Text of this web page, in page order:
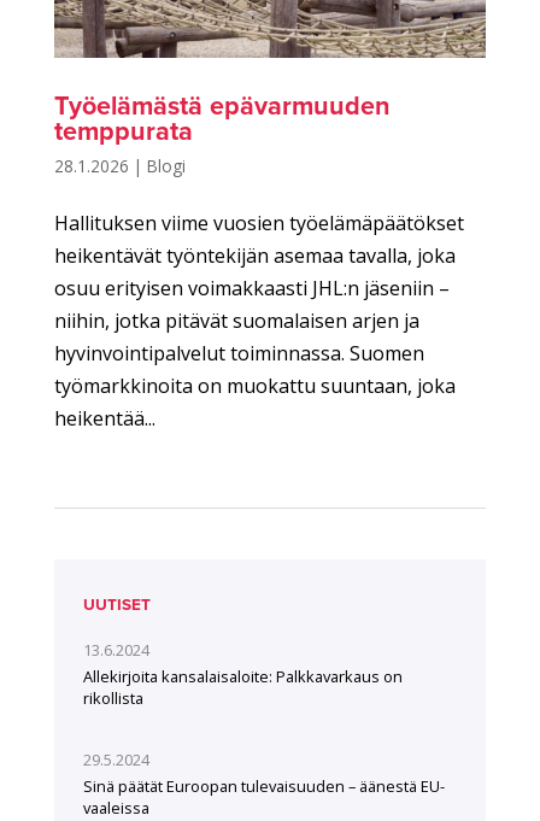
Työelämästä epävarmuuden
temppurata
28.1.2026 | Blogi
Hallituksen viime vuosien työelämäpäätökset
heikentävät työntekijän asemaa tavalla, joka
osuu erityisen voimakkaasti JHL:n jäseniin –
niihin, jotka pitävät suomalaisen arjen ja
hyvinvointipalvelut toiminnassa. Suomen
työmarkkinoita on muokattu suuntaan, joka
heikentää...
UUTISET
13.6.2024
Allekirjoita kansalaisaloite: Palkkavarkaus on
rikollista
29.5.2024
Sinä päätät Euroopan tulevaisuuden – äänestä EU-
vaaleissa